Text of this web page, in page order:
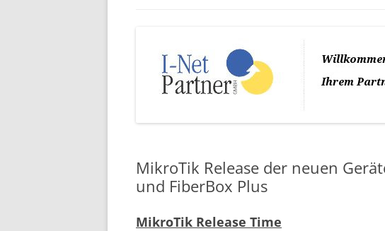
MikroTik Release der neuen
und FiberBox Plus
MikroTik Release Time